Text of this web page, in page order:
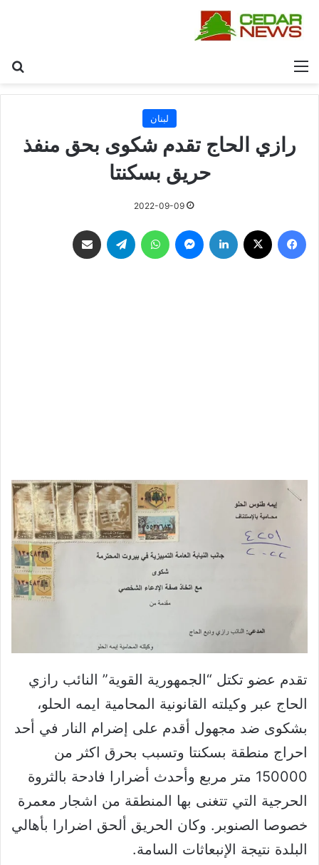
القائمة
لبنان
رازي الحاج تقدم شكوى بحق منفذ
حريق بسكنتا
2022-09-09
فيسبوك لينكدإن ماسنجر واتساب تيلقرام
تقدم عضو تكتل “الجمهورية القوية” النائب رازي
الحاج عبر وكيلته القانونية المحامية ايمه الحلو،
بشكوى ضد مجهول أقدم على إضرام النار في أحد
احراج منطقة بسكنتا وتسبب بحرق اكثر من
150000 متر مربع وأحدث أضرارا فادحة بالثروة
الحرجية التي تتغنى بها المنطقة من اشجار معمرة
خصوصا الصنوبر. وكان الحريق ألحق اضرارا بأهالي
البلدة نتيجة الإنبعاثات السامة.